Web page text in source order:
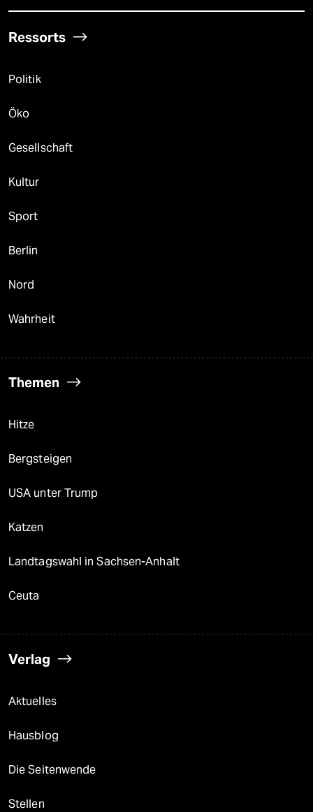
Ressorts
Politik
Öko
Gesellschaft
Kultur
Sport
Berlin
Nord
Wahrheit
Themen
Hitze
Bergsteigen
USA unter Trump
Katzen
Landtagswahl in Sachsen-Anhalt
Ceuta
Verlag
Aktuelles
Hausblog
Die Seitenwende
Stellen